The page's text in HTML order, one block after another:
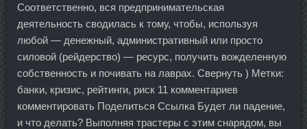
Соответственно, вся предпринимательская
деятельность сводилась к тому, чтобы, используя
любой — денежный, административный или просто
силовой (рейдерство) — ресурс, получить вожделенную
собственность и почивать на лаврах. Свернуть ) Метки:
банки, кризис, рейтинги, риск 11 комментариев
комментировать Поделиться Ссылка Будет ли падение,
и что делать? Выполняя трастеры с этим снарядом, вы